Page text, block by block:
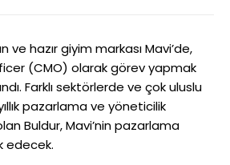
ve hazır giyim markası Mavi’de,
(CMO) olarak görev yapmak
Farklı sektörlerde ve çok uluslu
pazarlama ve yöneticilik
Buldur, Mavi’nin pazarlama
edecek.